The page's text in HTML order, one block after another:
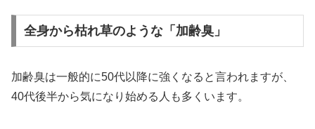
全身から枯れ草のような「加齢臭」
加齢臭は一般的に50代以降に強くなると言われますが、
40代後半から気になり始める人も多くいます。